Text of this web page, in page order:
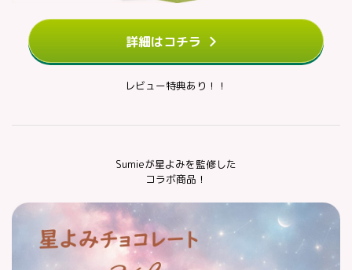
詳細はコチラ
レビュー特典あり！！
Sumieが星よみを監修した
コラボ商品！